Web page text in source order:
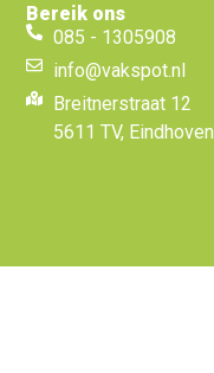
Bereik ons
085 - 1305908
info@vakspot.nl
Breitnerstraat 12
5611 TV, Eindhoven